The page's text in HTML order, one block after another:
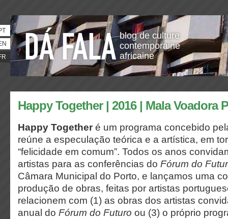
blog de culture
contemporaine
africaine
Happy Together | 2016 | Mala Voadora
Happy Together é um programa concebido
reúne a especulação teórica e a artística, em
“felicidade em comum”. Todos os anos
artistas para as conferências do Fórum do
Câmara Municipal do Porto, e lançamos uma
produção de obras, feitas por artistas
relacionem com (1) as obras dos artistas
anual do Fórum do Futuro ou (3) o próprio